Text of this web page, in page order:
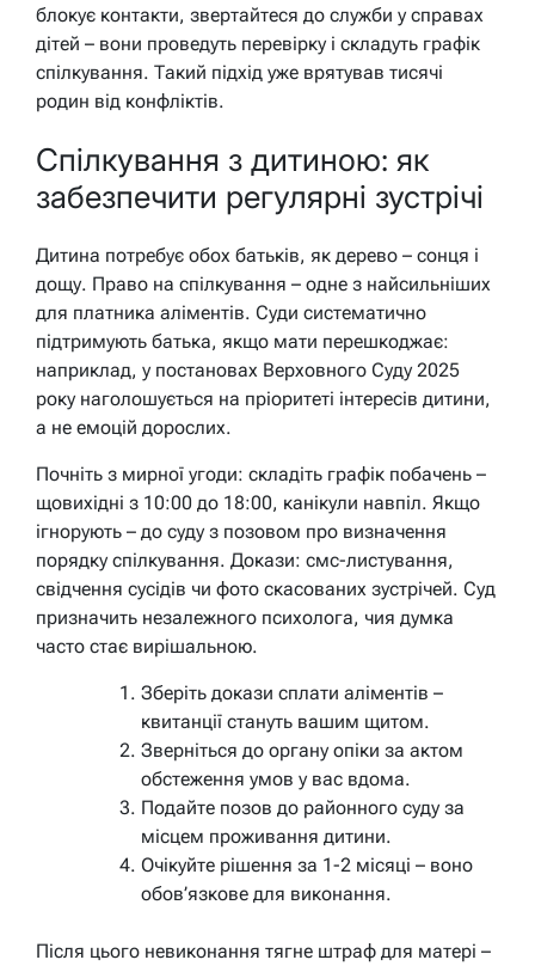
блокує контакти, звертайтеся до служби у справах
дітей – вони проведуть перевірку і складуть графік
спілкування. Такий підхід уже врятував тисячі
родин від конфліктів.
Спілкування з дитиною: як
забезпечити регулярні зустрічі
Дитина потребує обох батьків, як дерево – сонця і
дощу. Право на спілкування – одне з найсильніших
для платника аліментів. Суди систематично
підтримують батька, якщо мати перешкоджає:
наприклад, у постановах Верховного Суду 2025
року наголошується на пріоритеті інтересів дитини,
а не емоцій дорослих.
Почніть з мирної угоди: складіть графік побачень –
щовихідні з 10:00 до 18:00, канікули навпіл. Якщо
ігнорують – до суду з позовом про визначення
порядку спілкування. Докази: смс-листування,
свідчення сусідів чи фото скасованих зустрічей. Суд
призначить незалежного психолога, чия думка
часто стає вирішальною.
Зберіть докази сплати аліментів –
квитанції стануть вашим щитом.
Зверніться до органу опіки за актом
обстеження умов у вас вдома.
Подайте позов до районного суду за
місцем проживання дитини.
Очікуйте рішення за 1-2 місяці – воно
обов’язкове для виконання.
Після цього невиконання тягне штраф для матері –